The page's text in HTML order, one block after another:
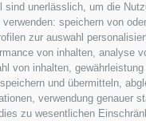
unerlässlich, um die
speichern von
zur auswahl
von inhalten, analyse
von inhalten,
und übermitteln,
verwendung genauer
zu wesentlichen
Hotel in
Urlaub auf
Bauernhof